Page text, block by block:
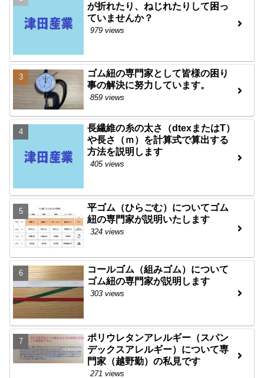
が折れたり、ねじれたりして困っ
ていませんか？
979 views
ゴム紐の専門家として皆様の困り
事の解決に努力しています。
859 views
長繊維の糸の太さ（dtexまたはT）
や長さ（ｍ）を計算式で算出する
方法を説明します
405 views
平ゴム（ひらごむ）についてゴム
紐の専門家が説明いたします
324 views
コールゴム（組みゴム）について
ゴム紐の専門家が説明します
303 views
ポリウレタンアレルギー（スパン
デックスアレルギー）について専
門家（越野勤）の私見です
271 views